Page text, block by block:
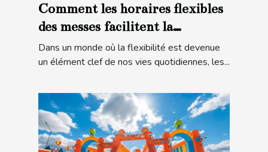
Comment les horaires flexibles
des messes facilitent la
participation
Dans un monde où la flexibilité est devenue
un élément clef de nos vies quotidiennes, les...